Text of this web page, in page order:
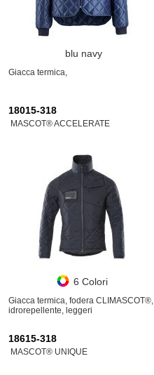
blu navy
Giacca termica,
18015-318
MASCOT® ACCELERATE
6 Colori
Giacca termica, fodera CLIMASCOT®,
idrorepellente, leggeri
18615-318
MASCOT® UNIQUE